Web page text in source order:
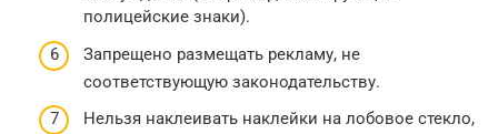
полицейские знаки).
Запрещено размещать рекламу, не
соответствующую законодательству.
Нельзя наклеивать наклейки на лобовое стекло,